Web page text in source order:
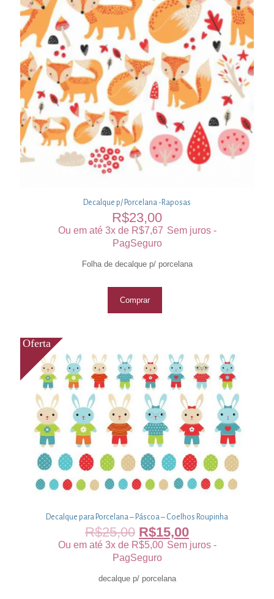
Decalque p/ Porcelana -Raposas
R$23,00
Ou em até 3x de R$7,67 Sem juros -
PagSeguro
Folha de decalque p/ porcelana
Comprar
Decalque para Porcelana – Páscoa – Coelhos Roupinha
R$25,00 R$15,00
Ou em até 3x de R$5,00 Sem juros -
PagSeguro
decalque p/ porcelana